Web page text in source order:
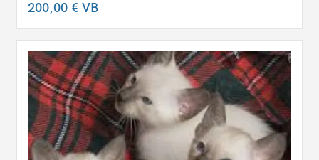
200,00 €VB